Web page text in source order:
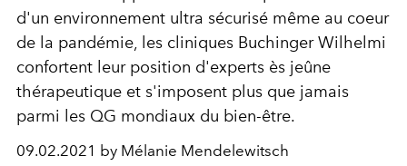
d'un environnement ultra sécurisé même au coeur
de la pandémie, les cliniques Buchinger Wilhelmi
confortent leur position d'experts ès jeûne
thérapeutique et s'imposent plus que jamais
parmi les QG mondiaux du bien-être.
09.02.2021 by Mélanie Mendelewitsch